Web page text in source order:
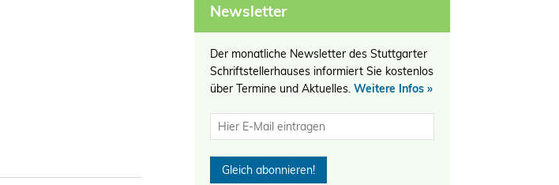
Newsletter
Der monatliche Newsletter des Stuttgarter
Schriftstellerhauses informiert Sie kostenlos
über Termine und Aktuelles. Weitere Infos »